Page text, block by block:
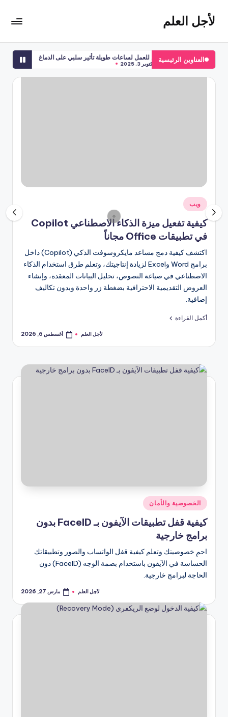
التجاوز
المحتوى
لأجل العلم
العلم
موقع
يهتم
بأخبار
العناوين الرئيسية أسس الصحة هل للعمل لساعات طويلة تأثير سلبي على الدماغ
أكتوبر 3, 2025
نُشر
في
ويب
كيفية تفعيل ميزة الذكاء الاصطناعي Copilot
في تطبيقات Office مجاناً
اكتشف كيفية دمج مساعد مايكروسوفت الذكي (Copilot) داخل
برامج Word وExcel لزيادة إنتاجيتك، وتعلم طرق استخدام الذكاء
الاصطناعي في صياغة النصوص، تحليل البيانات المعقدة، وإنشاء
العروض التقديمية الاحترافية بضغطة زر واحدة وبدون تكاليف
إضافية.
أكمل القراءة
تمّ
بواسطة
لأجل العلم أغسطس 6, 2026
نُشر
في
الخصوصية والأمان
كيفية قفل تطبيقات الآيفون بـ FaceID بدون
برامج خارجية
احمِ خصوصيتك وتعلم كيفية قفل الواتساب والصور وتطبيقاتك
الحساسة في الآيفون باستخدام بصمة الوجه (FaceID) دون
الحاجة لبرامج خارجية.
تمّ
بواسطة
لأجل العلم مارس 27, 2026